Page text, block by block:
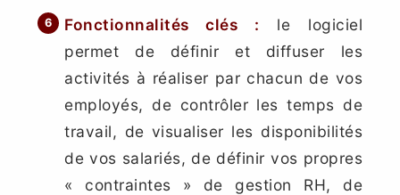
Fonctionnalités clés : le logiciel
permet de définir et diffuser les
activités à réaliser par chacun de vos
employés, de contrôler les temps de
travail, de visualiser les disponibilités
de vos salariés, de définir vos propres
« contraintes » de gestion RH, de